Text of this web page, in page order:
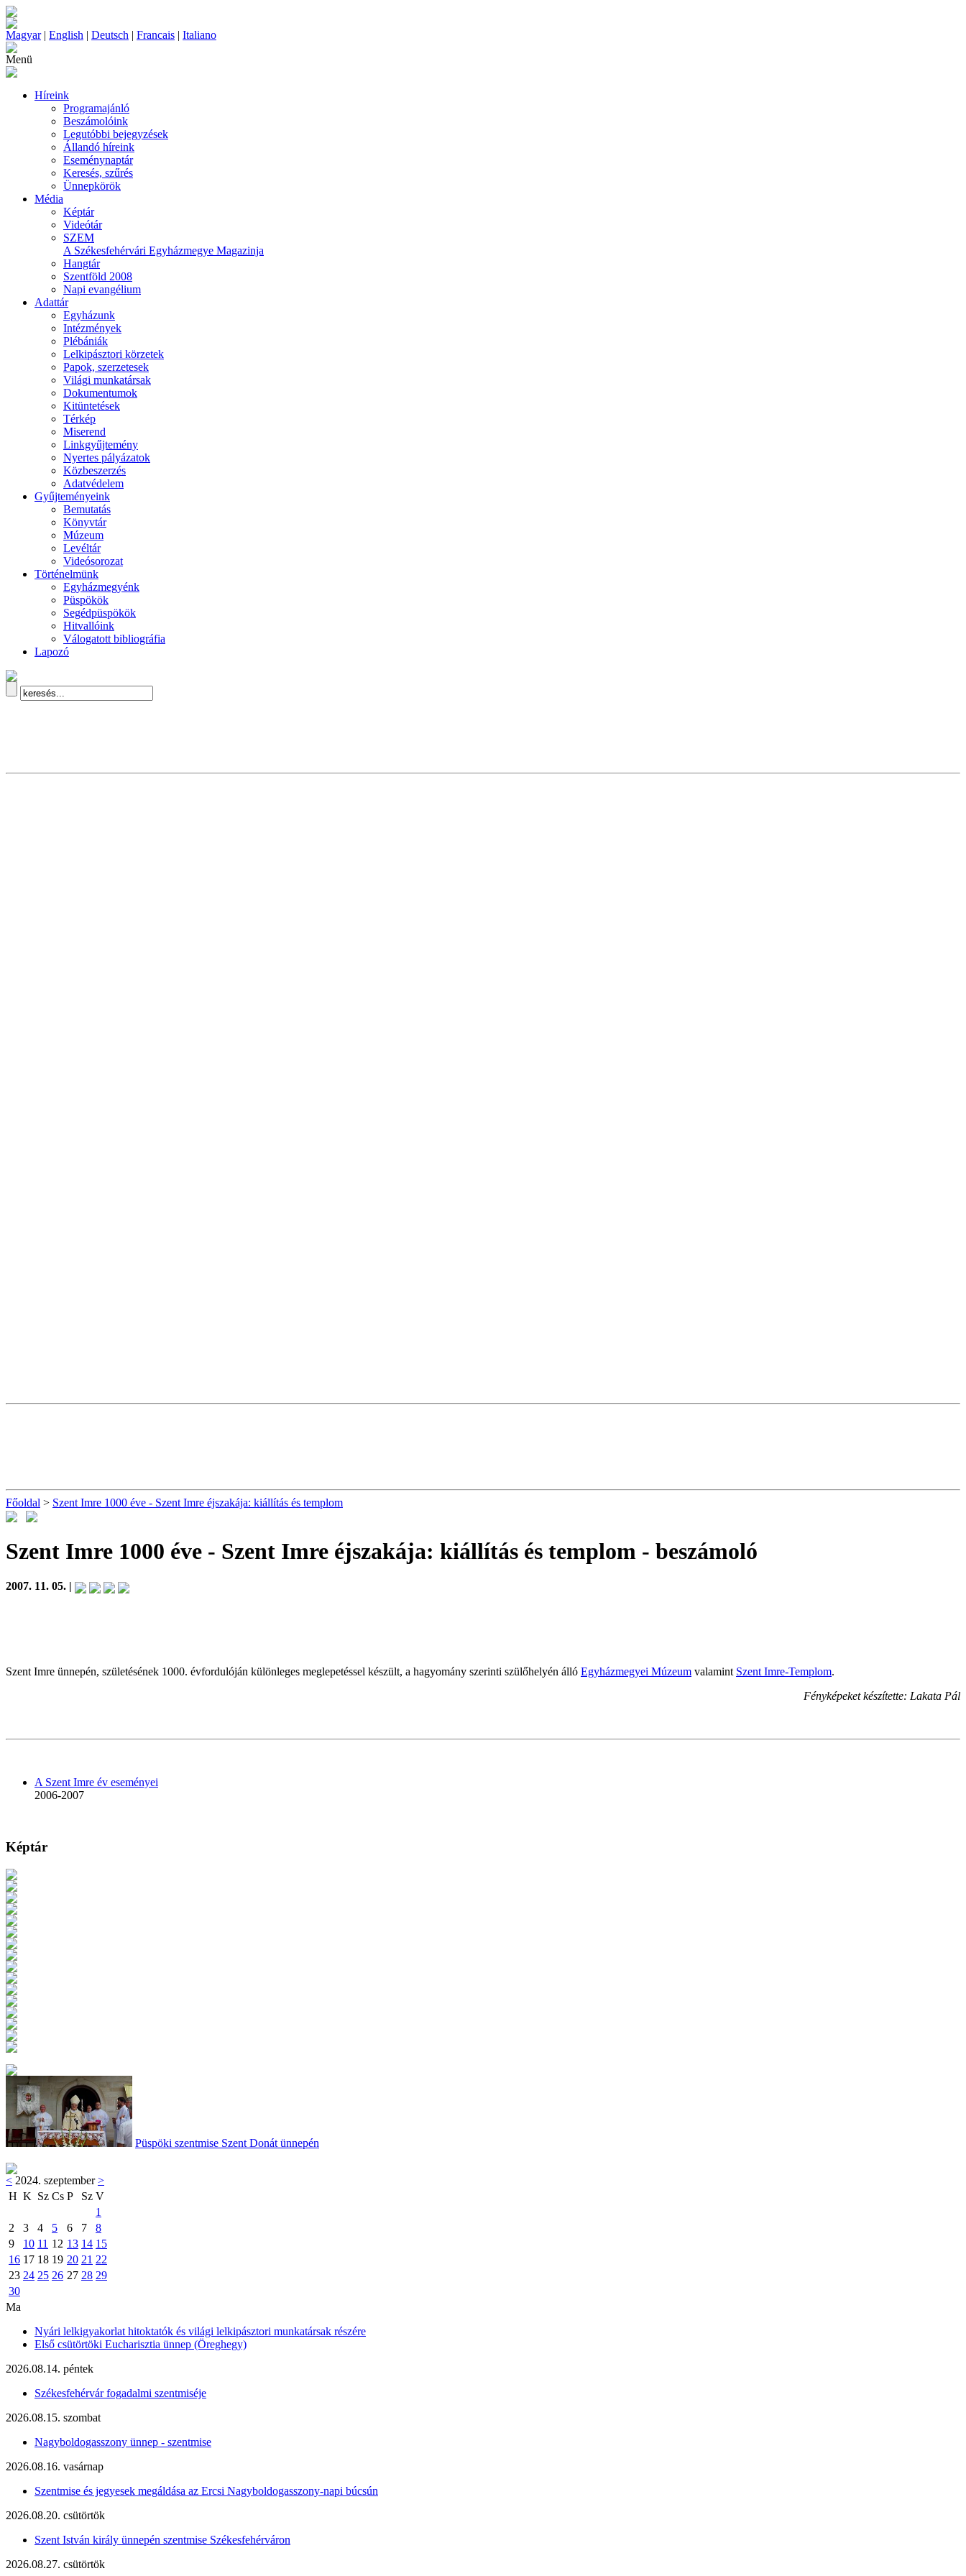
Magyar| English | Deutsch | Francais | Italiano
Menü
Híreink
Programajánló
Beszámolóink
Legutóbbi bejegyzések
Állandó híreink
Eseménynaptár
Keresés, szűrés
Ünnepkörök
Média
Képtár
Videótár
SZEM
A Székesfehérvári Egyházmegye Magazinja
Hangtár
Szentföld 2008
Napi evangélium
Adattár
Egyházunk
Intézmények
Plébániák
Lelkipásztori körzetek
Papok, szerzetesek
Világi munkatársak
Dokumentumok
Kitüntetések
Térkép
Miserend
Linkgyűjtemény
Nyertes pályázatok
Közbeszerzés
Adatvédelem
Gyűjteményeink
Bemutatás
Könyvtár
Múzeum
Levéltár
Videósorozat
Történelmünk
Egyházmegyénk
Püspökök
Segédpüspökök
Hitvallóink
Válogatott bibliográfia
Lapozó
Főoldal > Szent Imre 1000 éve - Szent Imre éjszakája: kiállítás és templom
Szent Imre 1000 éve - Szent Imre éjszakája: kiállítás és templom - beszámoló
2007. 11. 05. |
Szent Imre ünnepén, születésének 1000. évfordulóján különleges meglepetéssel készült, a hagyomány szerinti szülőhelyén álló Egyházmegyei Múzeum valamint Szent Imre-Templom.
Fényképeket készítette: Lakata Pál
A Szent Imre év eseményei
2006-2007
Képtár
Püspöki szentmise Szent Donát ünnepén
< 2024. szeptember>
H K Sz Cs P Sz V
1
2
3 4 5 6 7
8
9
10 11 12 13 14 15
16 17 18 19 20 21 22
23 24 25 26 27 28 29
30
Ma
Nyári lelkigyakorlat hitoktatók és világi lelkipásztori munkatársak részére
Első csütörtöki Eucharisztia ünnep (Öreghegy)
2026.08.14. péntek
Székesfehérvár fogadalmi szentmiséje
2026.08.15. szombat
Nagyboldogasszony ünnep - szentmise
2026.08.16. vasárnap
Szentmise és jegyesek megáldása az Ercsi Nagyboldogasszony-napi búcsún
2026.08.20. csütörtök
Szent István király ünnepén szentmise Székesfehérváron
2026.08.27. csütörtök